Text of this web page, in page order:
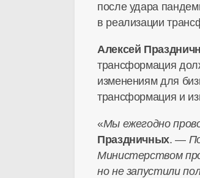
после удара
в реализации
Алексей
трансформация
изменениям для
трансформация и
«Мы ежегодно
Праздничных. —
Министерством
но не запустили